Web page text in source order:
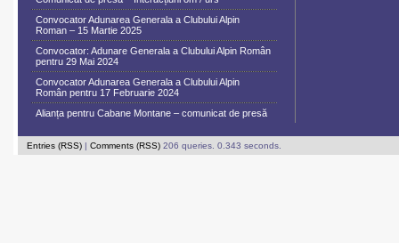
Convocator Adunarea Generala a Clubului Alpin
Roman – 15 Martie 2025
Convocator: Adunare Generala a Clubului Alpin Român
pentru 29 Mai 2024
Convocator Adunarea Generala a Clubului Alpin
Român pentru 17 Februarie 2024
Alianța pentru Cabane Montane – comunicat de presă
Entries (RSS) | Comments (RSS) 206 queries. 0.343 seconds.